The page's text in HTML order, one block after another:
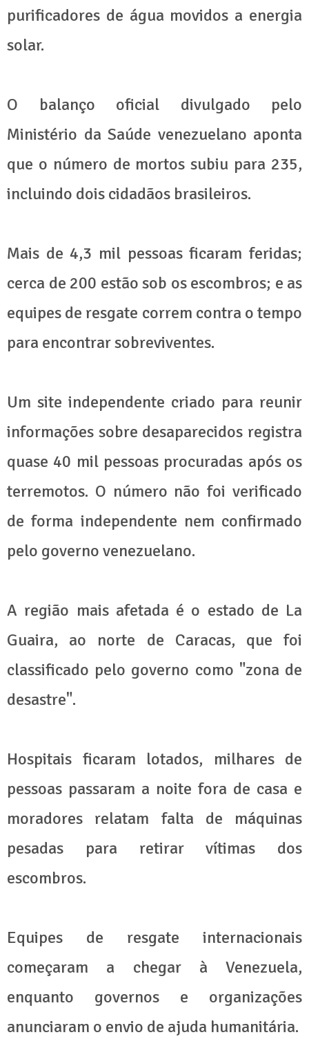
purificadores de água movidos a energia
solar.
O balanço oficial divulgado pelo
Ministério da Saúde venezuelano aponta
que o número de mortos subiu para 235,
incluindo dois cidadãos brasileiros.
Mais de 4,3 mil pessoas ficaram feridas;
cerca de 200 estão sob os escombros; e as
equipes de resgate correm contra o tempo
para encontrar sobreviventes.
Um site independente criado para reunir
informações sobre desaparecidos registra
quase 40 mil pessoas procuradas após os
terremotos. O número não foi verificado
de forma independente nem confirmado
pelo governo venezuelano.
A região mais afetada é o estado de La
Guaira, ao norte de Caracas, que foi
classificado pelo governo como "zona de
desastre".
Hospitais ficaram lotados, milhares de
pessoas passaram a noite fora de casa e
moradores relatam falta de máquinas
pesadas para retirar vítimas dos
escombros.
Equipes de resgate internacionais
começaram a chegar à Venezuela,
enquanto governos e organizações
anunciaram o envio de ajuda humanitária.